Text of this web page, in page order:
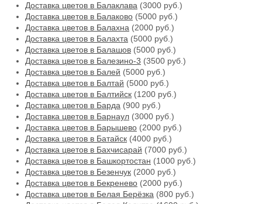
Доставка цветов в Балаклава (3000 руб.)
Доставка цветов в Балаково (5000 руб.)
Доставка цветов в Балахна (2000 руб.)
Доставка цветов в Балахта (5000 руб.)
Доставка цветов в Балашов (5000 руб.)
Доставка цветов в Балезино-3 (3500 руб.)
Доставка цветов в Балей (5000 руб.)
Доставка цветов в Балтай (5000 руб.)
Доставка цветов в Балтийск (1200 руб.)
Доставка цветов в Барда (900 руб.)
Доставка цветов в Барнаул (3000 руб.)
Доставка цветов в Барышево (2000 руб.)
Доставка цветов в Батайск (4000 руб.)
Доставка цветов в Бахчисарай (7000 руб.)
Доставка цветов в Башкортостан (1000 руб.)
Доставка цветов в Безенчук (2000 руб.)
Доставка цветов в Бекренево (2000 руб.)
Доставка цветов в Белая Берёзка (800 руб.)